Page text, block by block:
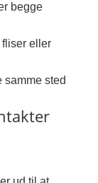
begge
eller
sted